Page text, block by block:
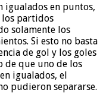
igualados en puntos,
los partidos
solamente los
Si esto no basta
de gol y los goles
de que uno de los
igualados, el
pudieron separarse.